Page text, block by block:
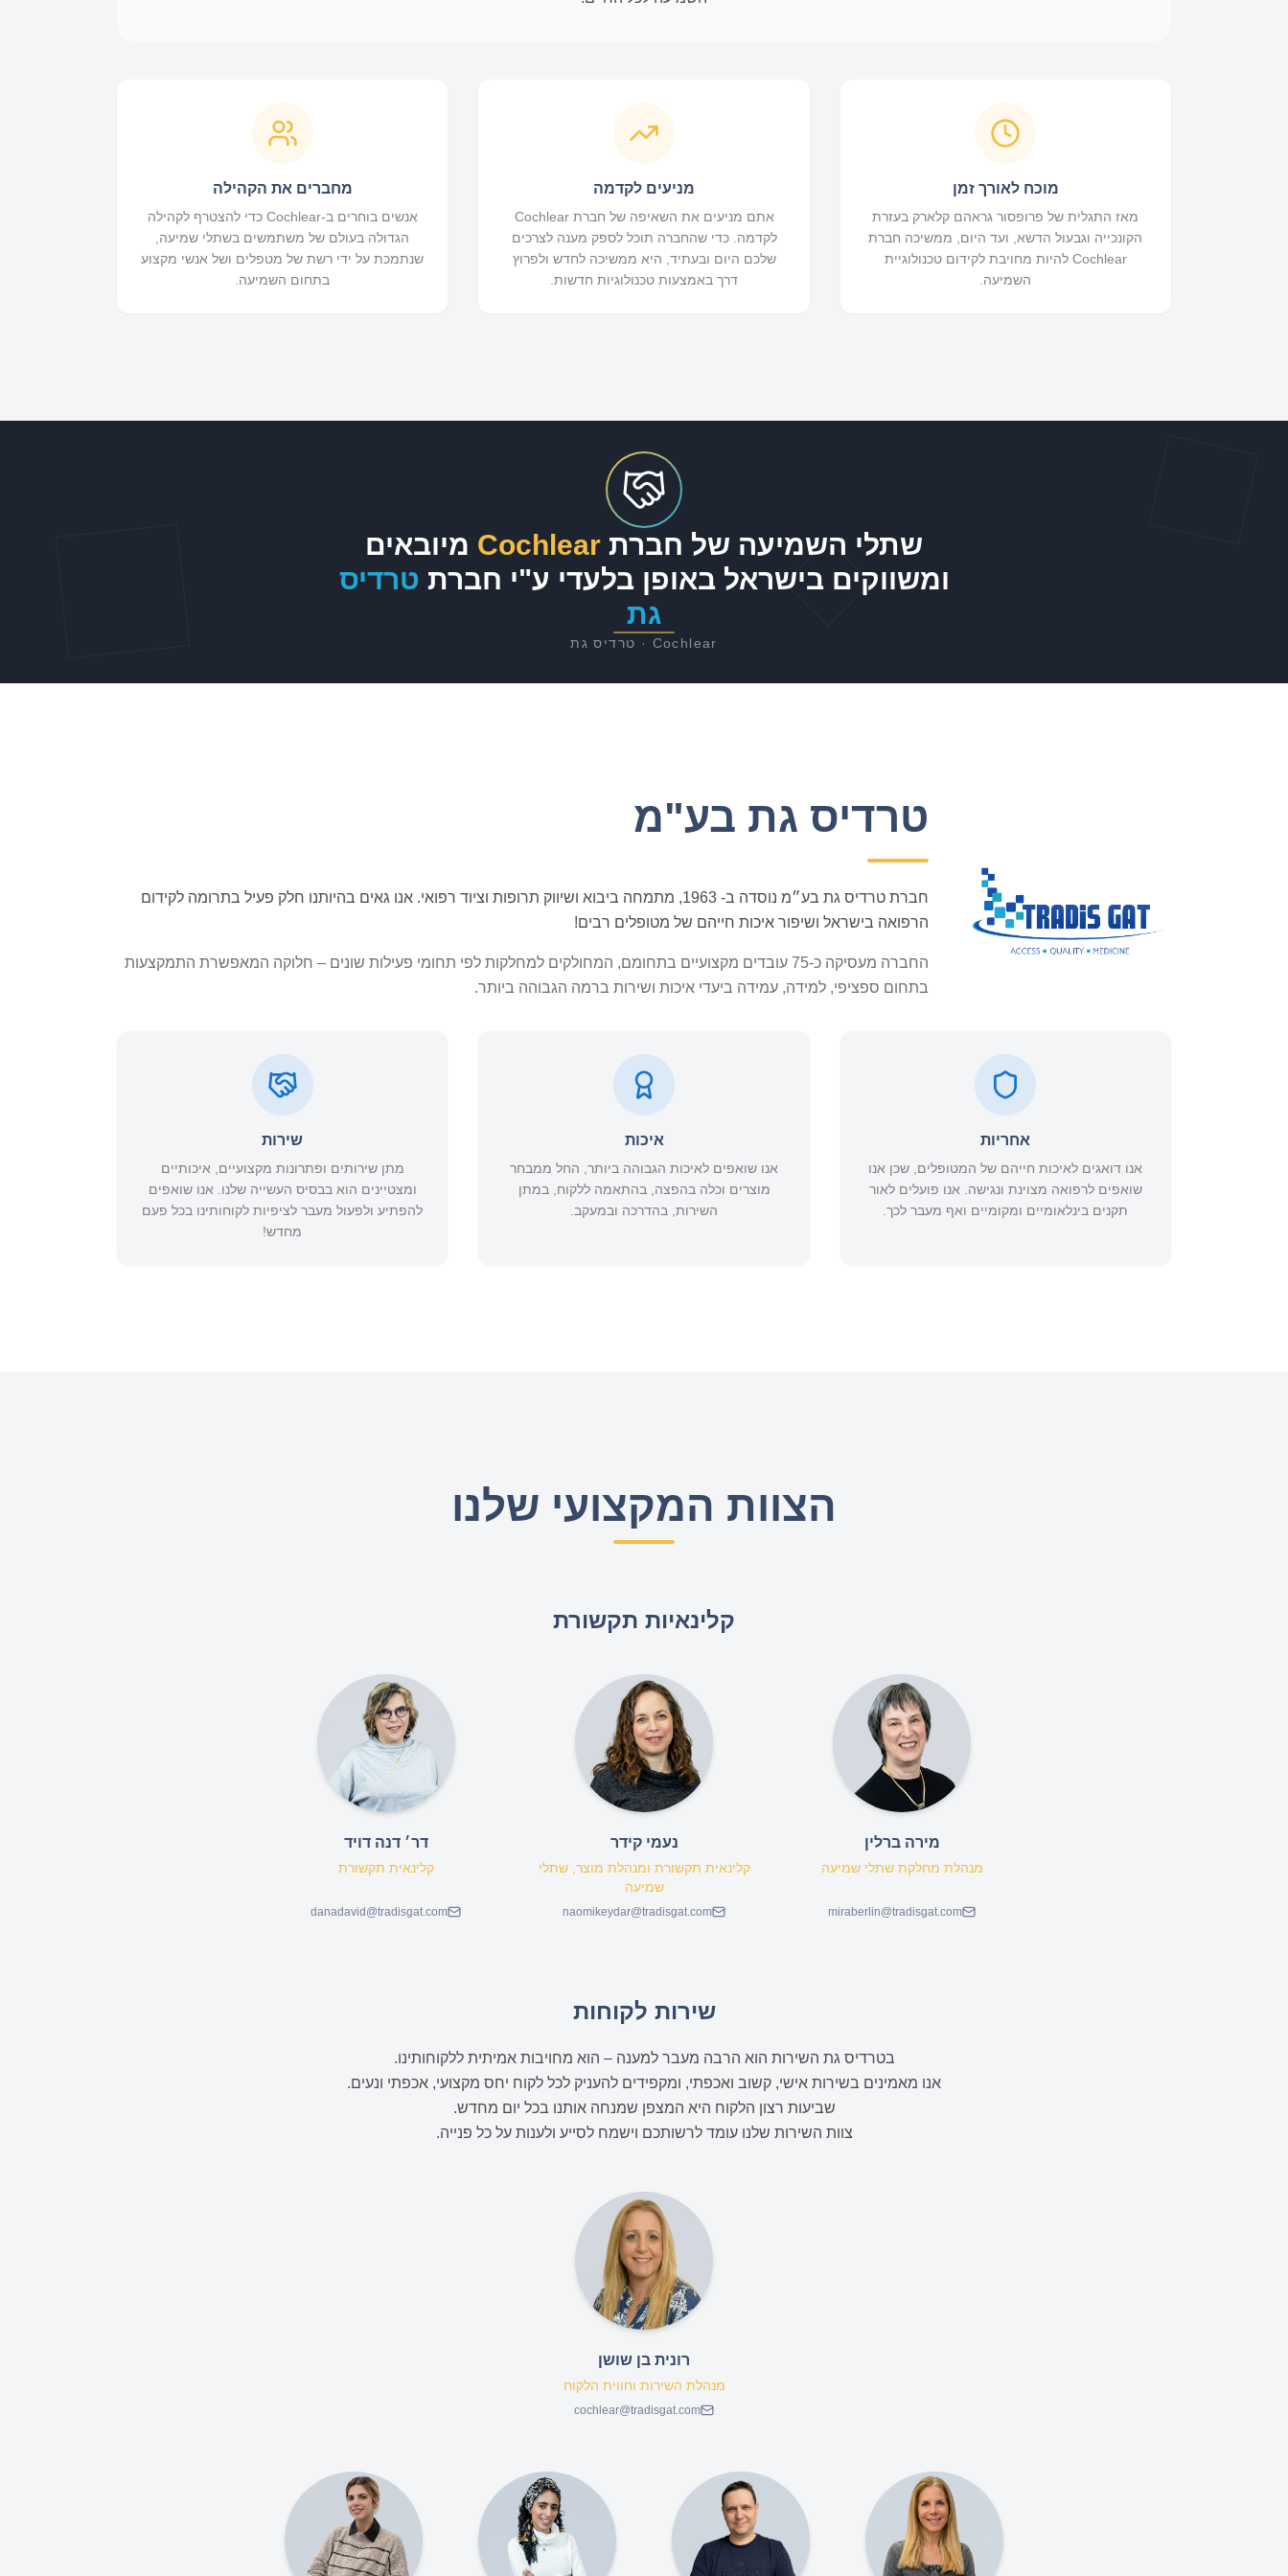
מוכח לאורך זמן
מאז התגלית של פרופסור גראהם קלארק בעזרת
הקונכייה וגבעול הדשא, ועד היום, ממשיכה חברת
Cochlear להיות מחויבת לקידום טכנולוגיית
השמיעה.
מניעים לקדמה
אתם מניעים את השאיפה של חברת Cochlear
לקדמה. כדי שהחברה תוכל לספק מענה לצרכים
שלכם היום ובעתיד, היא ממשיכה לחדש ולפרוץ
דרך באמצעות טכנולוגיות חדשות.
מחברים את הקהילה
אנשים בוחרים ב-Cochlear כדי להצטרף לקהילה
הגדולה בעולם של משתמשים בשתלי שמיעה,
שנתמכת על ידי רשת של מטפלים ושל אנשי מקצוע
בתחום השמיעה.
שתלי השמיעה של חברת Cochlear מיובאים
ומשווקים בישראל באופן בלעדי ע"י חברת טרדיס
גת
Cochlear · טרדיס גת
טרדיס גת בע"מ
חברת טרדיס גת בע״מ נוסדה ב- 1963, מתמחה ביבוא ושיווק תרופות וציוד רפואי. אנו גאים בהיותנו חלק פעיל בתרומה לקידום
הרפואה בישראל ושיפור איכות חייהם של מטופלים רבים!
החברה מעסיקה כ-75 עובדים מקצועיים בתחומם, המחולקים למחלקות לפי תחומי פעילות שונים – חלוקה המאפשרת התמקצעות
בתחום ספציפי, למידה, עמידה ביעדי איכות ושירות ברמה הגבוהה ביותר.
אחריות
אנו דואגים לאיכות חייהם של המטופלים, שכן אנו
שואפים לרפואה מצוינת ונגישה. אנו פועלים לאור
תקנים בינלאומיים ומקומיים ואף מעבר לכך.
איכות
אנו שואפים לאיכות הגבוהה ביותר, החל ממבחר
מוצרים וכלה בהפצה, בהתאמה ללקוח, במתן
השירות, בהדרכה ובמעקב.
שירות
מתן שירותים ופתרונות מקצועיים, איכותיים
ומצטיינים הוא בבסיס העשייה שלנו. אנו שואפים
להפתיע ולפעול מעבר לציפיות לקוחותינו בכל פעם
מחדש!
הצוות המקצועי שלנו
קלינאיות תקשורת
מירה ברלין
מנהלת מחלקת שתלי שמיעה
miraberlin@tradisgat.com
נעמי קידר
קלינאית תקשורת ומנהלת מוצר, שתלי
שמיעה
naomikeydar@tradisgat.com
דר׳ דנה דויד
קלינאית תקשורת
danadavid@tradisgat.com
שירות לקוחות
בטרדיס גת השירות הוא הרבה מעבר למענה – הוא מחויבות אמיתית ללקוחותינו.
אנו מאמינים בשירות אישי, קשוב ואכפתי, ומקפידים להעניק לכל לקוח יחס מקצועי, אכפתי ונעים.
שביעות רצון הלקוח היא המצפן שמנחה אותנו בכל יום מחדש.
צוות השירות שלנו עומד לרשותכם וישמח לסייע ולענות על כל פנייה.
רונית בן שושן
מנהלת השירות וחווית הלקוח
cochlear@tradisgat.com